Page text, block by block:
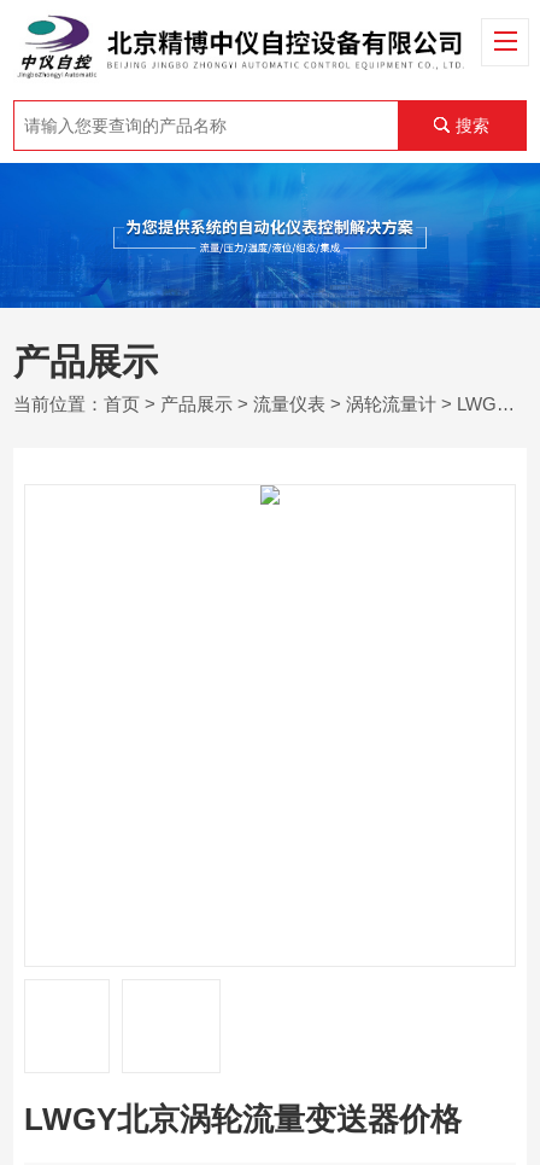
搜索
产品展示
当前位置：首页 > 产品展示 >流量仪表 >涡轮流量计 > LWGY北京涡轮流量变送器价格
LWGY北京涡轮流量变送器价格